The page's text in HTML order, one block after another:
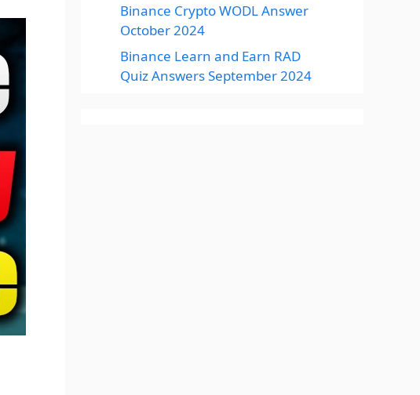
Binance Crypto WODL Answer
October 2024
Binance Learn and Earn RAD
Quiz Answers September 2024